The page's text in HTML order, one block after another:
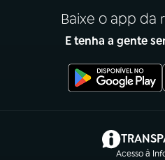
Baixe o app da
E tenha a gente
Acesso à